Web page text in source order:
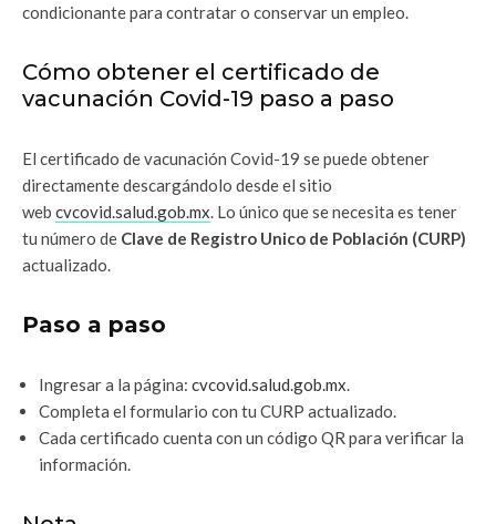
condicionante para contratar o conservar un empleo.
Cómo obtener el certificado de
vacunación Covid-19 paso a paso
El certificado de vacunación Covid-19 se puede obtener
directamente descargándolo desde el sitio
web cvcovid.salud.gob.mx. Lo único que se necesita es tener
tu número de Clave de Registro Unico de Población (CURP)
actualizado.
Paso a paso
Ingresar a la página: cvcovid.salud.gob.mx.
Completa el formulario con tu CURP actualizado.
Cada certificado cuenta con un código QR para verificar la
información.